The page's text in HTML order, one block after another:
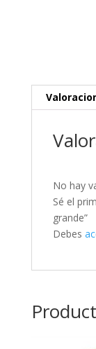
No hay
Sé el
grande”
Debes